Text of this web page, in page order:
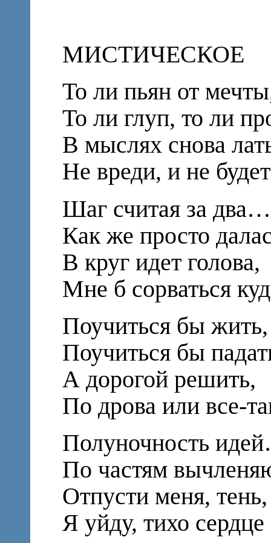
МИСТИЧЕСКОЕ
То ли пьян от
То ли глуп, то ли
В мыслях снова
Не вреди, и не
Шаг считая за два…
Как же просто
В круг идет голова,
Мне б сорваться
Поучиться бы жить,
Поучиться бы
А дорогой решить,
По дрова или все-
Полуночность
По частям
Отпусти меня, тень,
Я уйду, тихо сердце